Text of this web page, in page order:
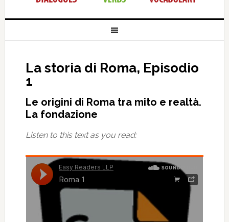
La storia di Roma, Episodio
1
Le origini di Roma tra mito e realtà.
La fondazione
Listen to this text as you read: